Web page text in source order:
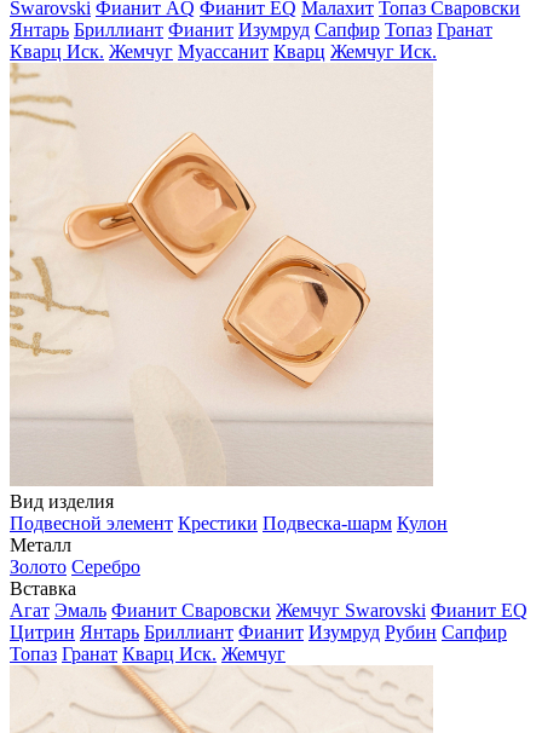
Swarovski Фианит AQ Фианит EQ Малахит Топаз Сваровски
Янтарь Бриллиант Фианит Изумруд Сапфир Топаз Гранат
Кварц Иск. Жемчуг Муассанит Кварц Жемчуг Иск.
Вид изделия
Подвесной элемент Крестики Подвеска-шарм Кулон
Металл
Золото Серебро
Вставка
Агат Эмаль Фианит Сваровски Жемчуг Swarovski Фианит EQ
Цитрин Янтарь Бриллиант Фианит Изумруд Рубин Сапфир
Топаз Гранат Кварц Иск. Жемчуг